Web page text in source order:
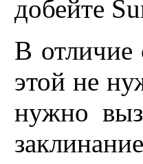
добейте
В отличие
этой не
нужно